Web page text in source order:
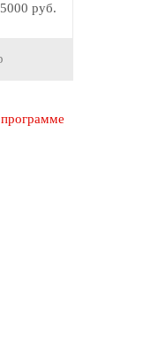
руб.